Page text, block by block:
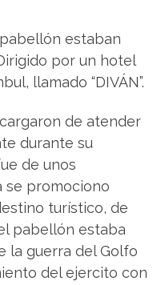
estaban
por un hotel
llamado “DIVÁN”.
de atender
durante su
de unos
se promociono
turístico, de
pabellón estaba
la guerra del Golfo
del ejercito con